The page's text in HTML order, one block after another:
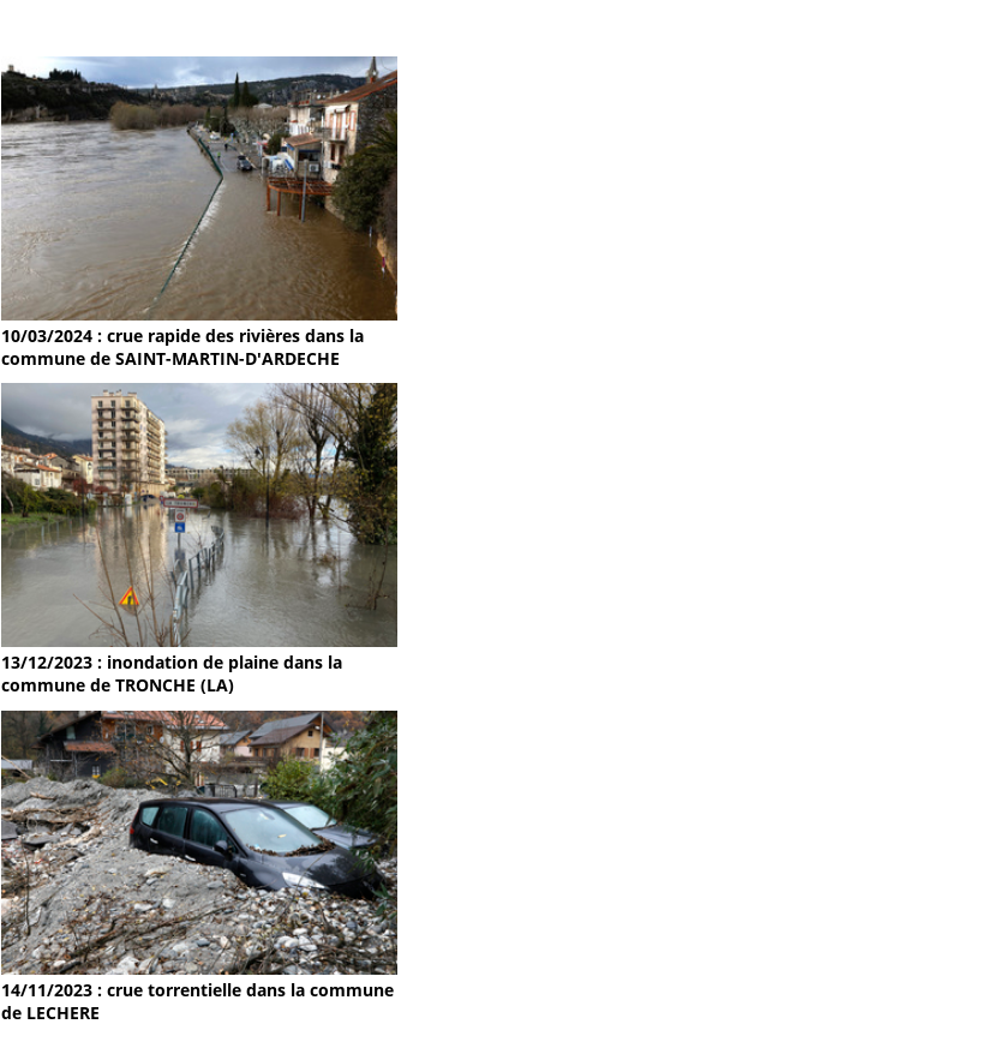
10/03/2024 : crue rapide des rivières dans la
commune de SAINT-MARTIN-D'ARDECHE
13/12/2023 : inondation de plaine dans la
commune de TRONCHE (LA)
14/11/2023 : crue torrentielle dans la commune
de LECHERE